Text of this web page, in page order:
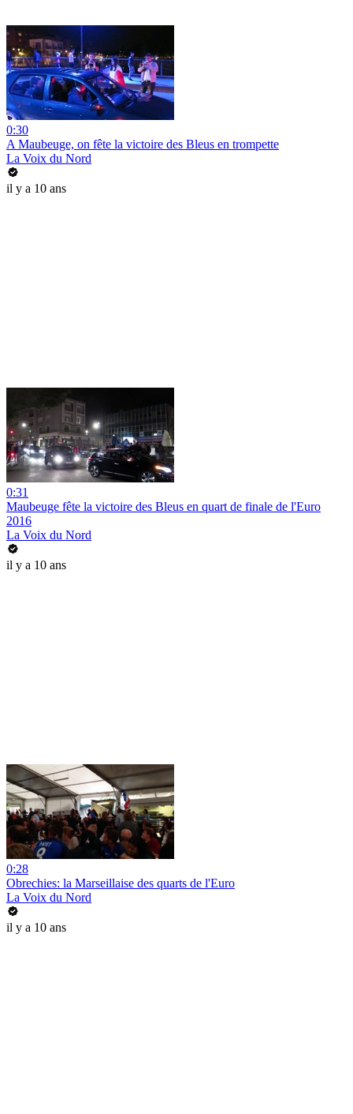
0:30
A Maubeuge, on fête la victoire des Bleus en trompette
La Voix du Nord
il y a 10 ans
0:31
Maubeuge fête la victoire des Bleus en quart de finale de l'Euro
2016
La Voix du Nord
il y a 10 ans
0:28
Obrechies: la Marseillaise des quarts de l'Euro
La Voix du Nord
il y a 10 ans